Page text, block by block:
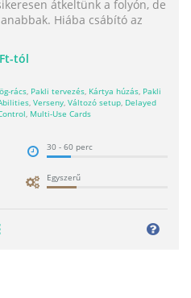
átkeltünk a folyón, de
Hiába csábító az
tól
rács Pakli tervezés Kártya húzás Pakli
Verseny Változó setup Delayed
Multi-Use Cards
30 - 60 perc
Egyszerű